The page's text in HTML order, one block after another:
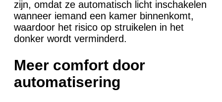
zijn, omdat ze automatisch licht inschakelen
wanneer iemand een kamer binnenkomt,
waardoor het risico op struikelen in het
donker wordt verminderd.
Meer comfort door
automatisering